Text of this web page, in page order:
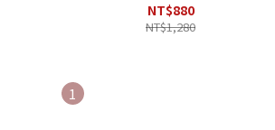
NT$880
NT$1,280
1